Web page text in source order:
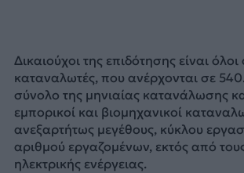
Δικαιούχοι της επιδότησης είναι όλοι
καταναλωτές, που ανέρχονται σε
σύνολο της μηνιαίας κατανάλωσης
εμπορικοί και βιομηχανικοί
ανεξαρτήτως μεγέθους, κύκλου
αριθμού εργαζομένων, εκτός από
ηλεκτρικής ενέργειας.